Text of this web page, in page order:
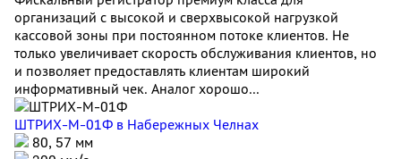
организаций с высокой и сверхвысокой нагрузкой
кассовой зоны при постоянном потоке клиентов. Не
только увеличивает скорость обслуживания клиентов, но
и позволяет предоставлять клиентам широкий
информативный чек. Аналог хорошо...
ШТРИХ-М-01Ф в Набережных Челнах
80, 57 мм